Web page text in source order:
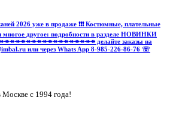
2026 уже в продаже ❗️❗️❗️ Костюмные, плательные
многое другое: подробности в разделе НОВИНКИ
делайте заказы на
или через Whats App 8-985-226-86-76 ☏
с 1994 года!